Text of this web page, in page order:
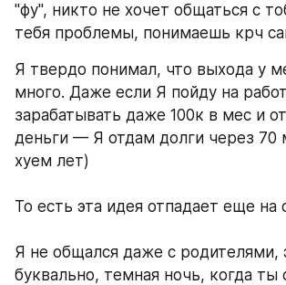
"фу", никто не хочет общаться с
тебя проблемы, понимаешь крч
Я твердо понимал, что выхода у
много. Даже если Я пойду на
зарабатывать даже 100к в мес и
деньги — Я отдам долги через 70
хуем лет)
То есть эта идея отпадает еще на
Я не общался даже с родителями,
буквально, темная ночь, когда ты